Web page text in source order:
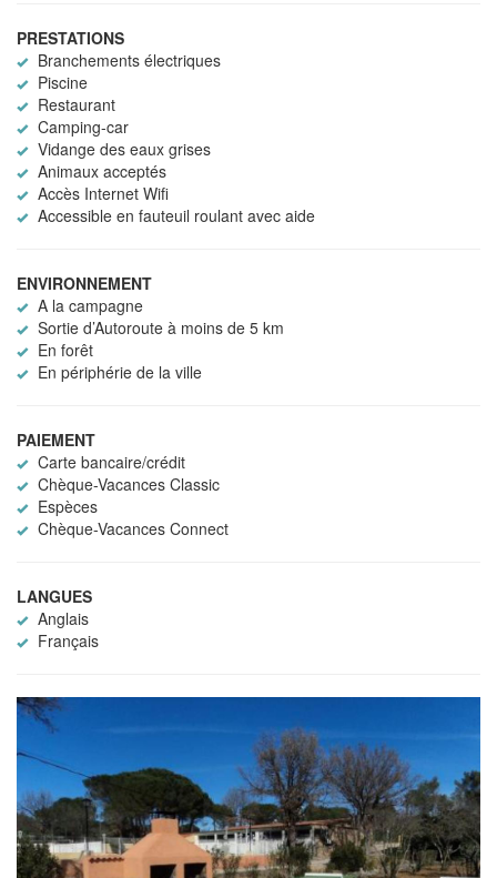
PRESTATIONS
Branchements électriques
Piscine
Restaurant
Camping-car
Vidange des eaux grises
Animaux acceptés
Accès Internet Wifi
Accessible en fauteuil roulant avec aide
ENVIRONNEMENT
A la campagne
Sortie d’Autoroute à moins de 5 km
En forêt
En périphérie de la ville
PAIEMENT
Carte bancaire/crédit
Chèque-Vacances Classic
Espèces
Chèque-Vacances Connect
LANGUES
Anglais
Français